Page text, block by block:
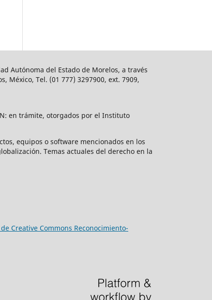
Autónoma del Estado de Morelos, a través
México, Tel. (01 777) 3297900, ext. 7909,
en trámite, otorgados por el Instituto
equipos o software mencionados en los
Temas actuales del derecho en la
Creative Commons Reconocimiento-